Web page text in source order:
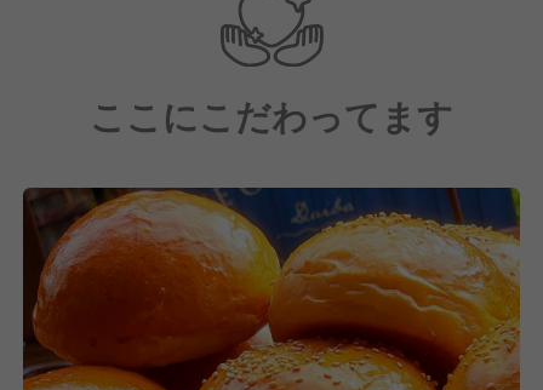
ここにこだわってます